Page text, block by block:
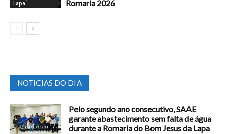
Lapa Romaria 2026
NOTICIAS DO DIA
Pelo segundo ano consecutivo, SAAE
garante abastecimento sem falta de água
durante a Romaria do Bom Jesus da Lapa